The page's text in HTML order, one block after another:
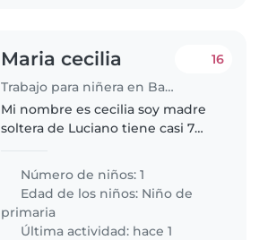
Maria cecilia
Trabajo para niñera en Bariloche
16
Mi nombre es cecilia soy madre
soltera de Luciano tiene casi 7
a segundo grado y hace mucho
deporte necesito niñera para
sábado por mañana y para..
Número de niños: 1
Edad de los niños: Niño de
primaria
Última actividad: hace 1